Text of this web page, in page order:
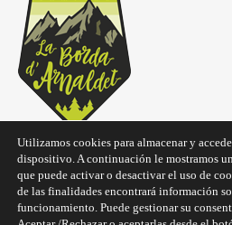
Utilizamos cookies para almacenar y
dispositivo. A continuación le mostramos
que puede activar o desactivar el uso de
de las finalidades encontrará información
funcionamiento. Puede gestionar su